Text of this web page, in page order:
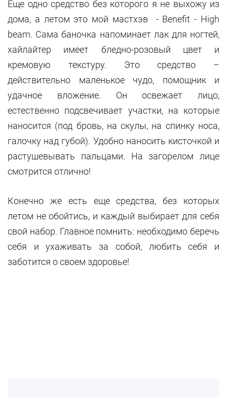
Еще одно средство без которого я не выхожу из
дома, а летом это мой мастхэв - Benefit - High
beam. Сама баночка напоминает лак для ногтей,
хайлайтер имеет бледно-розовый цвет и
кремовую текстуру. Это средство –
действительно маленькое чудо, помощник и
удачное вложение. Он освежает лицо,
естественно подсвечивает участки, на которые
наносится (под бровь, на скулы, на спинку носа,
галочку над губой). Удобно наносить кисточкой и
растушевывать пальцами. На загорелом лице
смотрится отлично!
Конечно же есть еще средства, без которых
летом не обойтись, и каждый выбирает для себя
свой набор. Главное помнить: необходимо беречь
себя и ухаживать за собой, любить себя и
заботится о своем здоровье!